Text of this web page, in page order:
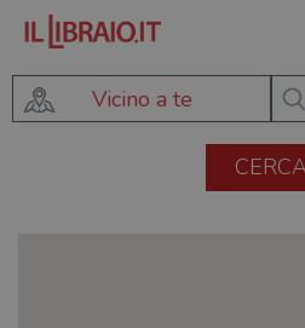
Vicino a te